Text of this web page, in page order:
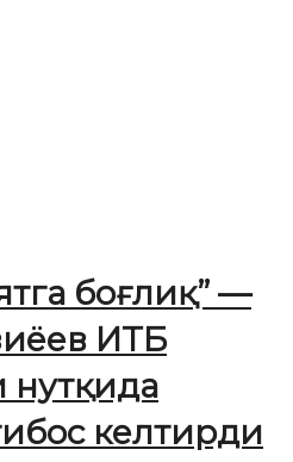
боғлиқ” —
ИТБ
нутқида
келтирди